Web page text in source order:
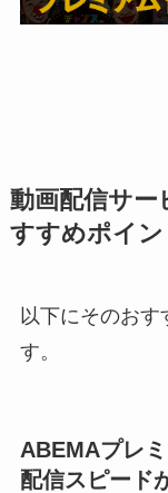
動画配信サ
すすめポイン
以下にそのおす
す。
ABEMAプレ
配信スピード